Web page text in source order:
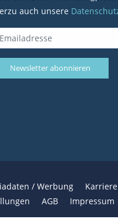
auch unsere
/ Werbung
AGB Impressum